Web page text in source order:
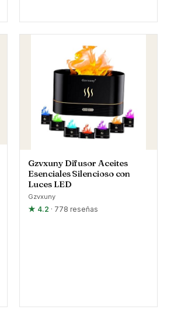
Gzvxuny Difusor Aceites
Esenciales Silencioso con
Luces LED
Gzvxuny
★ 4.2 · 778 reseñas